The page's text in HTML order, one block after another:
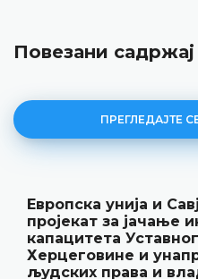
Повезани садржај
ПРЕГЛЕДАЈТЕ
Европска унија и
пројекат за јачање
капацитета
Херцеговине и
људских права и